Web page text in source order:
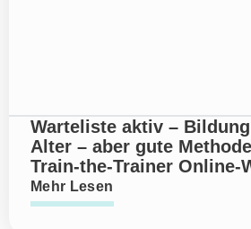
Warteliste aktiv –
Alter – aber gute
Train-the-Trainer Online-
Mehr Lesen